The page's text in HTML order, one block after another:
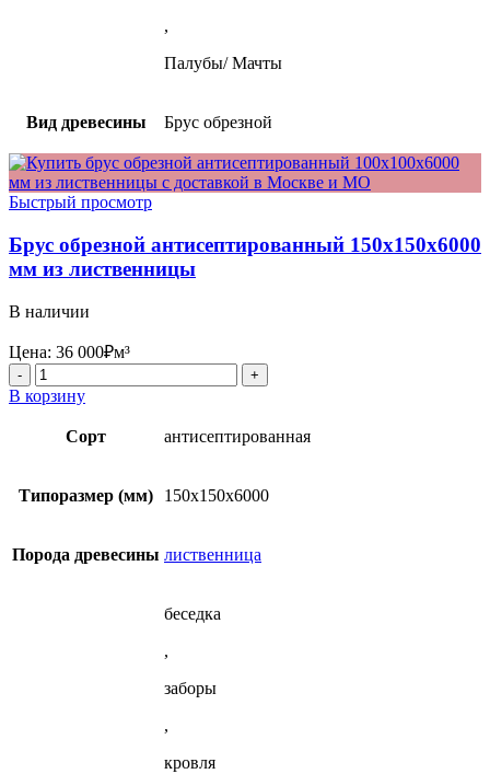
,
Палубы/ Мачты
Вид древесины Брус обрезной
Быстрый просмотр
Брус обрезной антисептированный 150x150x6000
мм из лиственницы
В наличии
Цена: 36 000₽м³
Количество
товара
Брус
обрезной
антисептированный
мм
В корзину
Сорт антисептированная
Типоразмер (мм) 150х150х6000
Порода древесины лиственница
беседка
,
заборы
,
кровля